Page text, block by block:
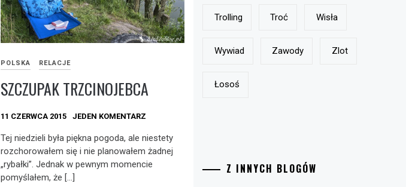
POLSKA RELACJE
SZCZUPAK TRZCINOJEBCA
11 CZERWCA 2015 JEDEN KOMENTARZ
Tej niedzieli była piękna pogoda, ale niestety
rozchorowałem się i nie planowałem żadnej
„rybałki”. Jednak w pewnym momencie
pomyślałem, że […]
Trolling Troć Wisła
Wywiad Zawody Zlot
Łosoś
Z INNYCH BLOGÓW